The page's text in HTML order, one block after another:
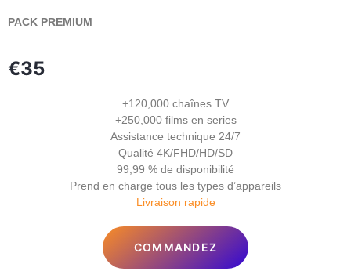
PACK PREMIUM
€35
+120,000 chaînes TV
+250,000 films en series
Assistance technique 24/7
Qualité 4K/FHD/HD/SD
99,99 % de disponibilité
Prend en charge tous les types d’appareils
Livraison rapide
COMMANDEZ